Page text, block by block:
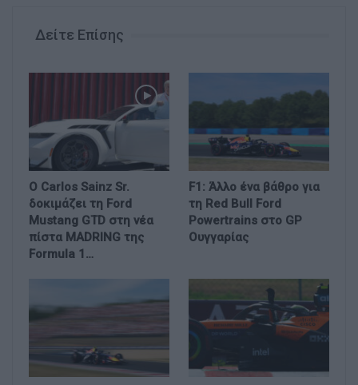
Δείτε Επίσης
Ο Carlos Sainz Sr.
δοκιμάζει τη Ford
Mustang GTD στη νέα
πίστα MADRING της
Formula 1…
F1: Άλλο ένα βάθρο για
τη Red Bull Ford
Powertrains στο GP
Ουγγαρίας